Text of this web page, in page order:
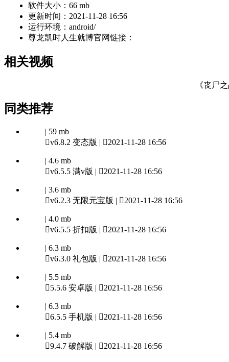
软件大小： 66 mb
更新时间： 2021-11-28 16:56
运行环境： android/
尊龙凯时人生就博官网链接：
相关视频
《丧尸
同类推荐
| 59 mb
v6.8.2 变态版 | 2021-11-28 16:56
| 4.6 mb
v6.5.5 满v版 | 2021-11-28 16:56
| 3.6 mb
v6.2.3 无限元宝版 | 2021-11-28 16:56
| 4.0 mb
v6.5.5 折扣版 | 2021-11-28 16:56
| 6.3 mb
v6.3.0 礼包版 | 2021-11-28 16:56
| 5.5 mb
5.5.6 安卓版 | 2021-11-28 16:56
| 6.3 mb
6.5.5 手机版 | 2021-11-28 16:56
| 5.4 mb
9.4.7 破解版 | 2021-11-28 16:56